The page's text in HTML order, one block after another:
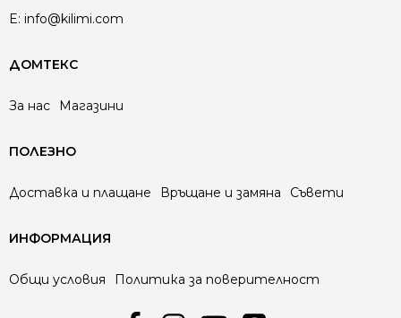
E: info@kilimi.com
ДОМТЕКС
За нас Магазини
ПОЛЕЗНО
Доставка и плащане Връщане и замяна Съвети
ИНФОРМАЦИЯ
Общи условия Политика за поверителност